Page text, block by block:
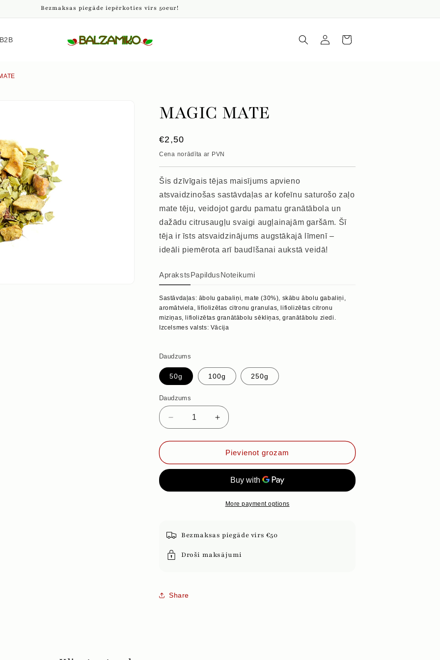
Bezmaksas piegāde iepērkoties virs 50eur!
B2B Piesakieties
grozs
MAGIC MATE
Parastā
cena
€2,50
Cena norādīta ar PVN
Šis dzīvīgais tējas maisījums apvieno
atsvaidzinošas sastāvdaļas ar kofeīnu saturošo zaļo
mate tēju, veidojot gardu pamatu granātābola un
dažādu citrusaugļu svaigi augļainajām garšām. Šī
tēja ir īsts atsvaidzinājums augstākajā līmenī –
ideāli piemērota arī baudīšanai aukstā veidā!
AprakstsPapildusNoteikumi
Sastāvdaļas: ābolu gabaliņi, mate (30%), skābu ābolu gabaliņi,
aromātviela, lifiolizētas citronu granulas, lifiolizētas citronu
miziņas, lifiolizētas granātābolu sēkliņas, granātābolu ziedi.
Izcelsmes valsts: Vācija
Daudzums
50g 100g 250g
Daudzums
Samazināt
daudzumu
priekš
MATE
Palielināt
daudzumu
priekš
MAGIC
MATE
Pievienot grozam
More payment options
Bezmaksas piegāde virs €50
Droši maksājumi
Share